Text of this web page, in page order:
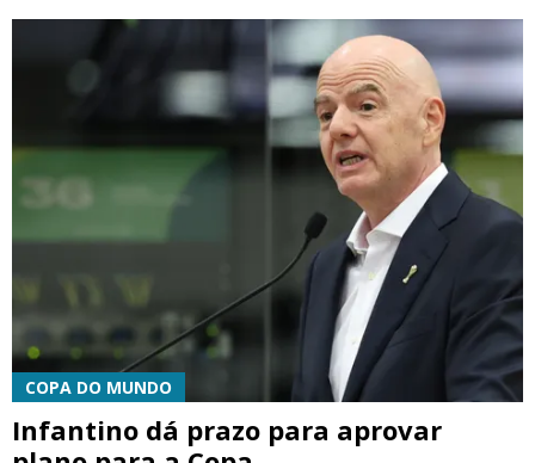
COPA DO MUNDO
Infantino dá prazo para aprovar